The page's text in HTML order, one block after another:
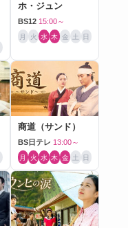
ホ・ジュン
BS12 15:00～
月 火 水 木 金 土 日
商道（サンド）
BS日テレ 13:00～
月 火 水 木 金 土 日